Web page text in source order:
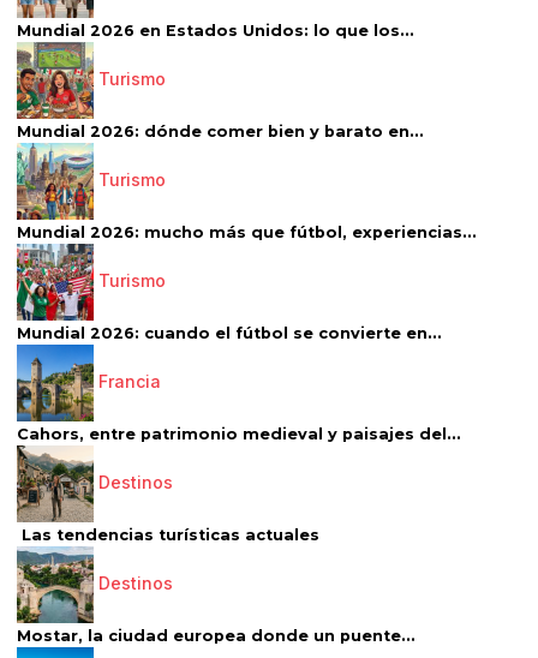
Mundial 2026 en Estados Unidos: lo que los...
Turismo
Mundial 2026: dónde comer bien y barato en...
Turismo
Mundial 2026: mucho más que fútbol, experiencias...
Turismo
Mundial 2026: cuando el fútbol se convierte en...
Francia
Cahors, entre patrimonio medieval y paisajes del...
Destinos
Las tendencias turísticas actuales
Destinos
Mostar, la ciudad europea donde un puente...